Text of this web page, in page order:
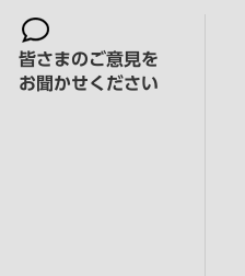
皆さまのご意見を
お聞かせください